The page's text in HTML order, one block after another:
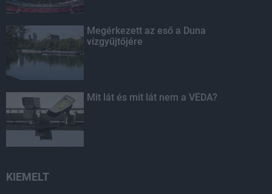
Megérkezett az eső a Duna
vízgyűjtőjére
Mit lát és mit lát nem a VÉDA?
KIEMELT